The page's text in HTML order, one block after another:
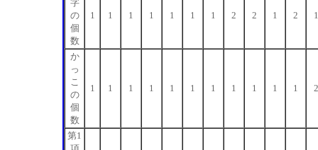
字
の
個
数
1 1 1 1 1 1 1 2 2 1 2 1
か
っ
こ
の
個
数
1 1 1 1 1 1 1 1 1 1 1 2
第1